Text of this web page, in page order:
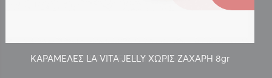
ΚΑΡΑΜΕΛΕΣ LA VITA JELLY ΧΩΡΙΣ ΖΑΧΑΡΗ 8gr